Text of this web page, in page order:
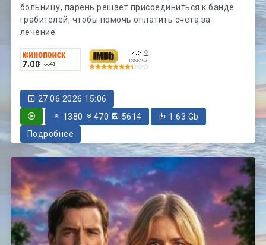
больницу, парень решает присоединиться к банде
грабителей, чтобы помочь оплатить счета за
лечение.
27.06.2026 15:06
1380
470 5614
1.63 Gb
Подробнее